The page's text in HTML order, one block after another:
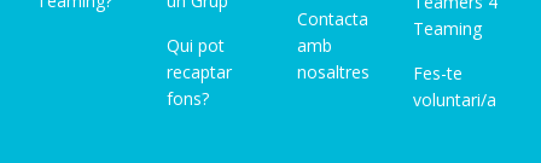
Qui pot
recaptar
fons?
Contacta
amb
nosaltres
Teaming
Fes-te
voluntari/a